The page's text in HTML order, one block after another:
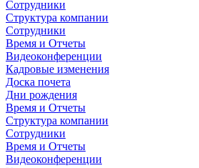
Сотрудники
Структура компании
Сотрудники
Время и Отчеты
Видеоконференции
Кадровые изменения
Доска почета
Дни рождения
Время и Отчеты
Структура компании
Сотрудники
Время и Отчеты
Видеоконференции